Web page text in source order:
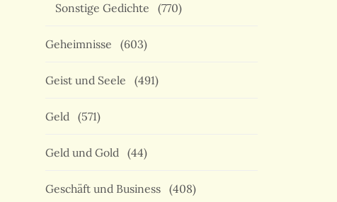
Sonstige Gedichte (770)
Geheimnisse (603)
Geist und Seele (491)
Geld (571)
Geld und Gold (44)
Geschäft und Business (408)